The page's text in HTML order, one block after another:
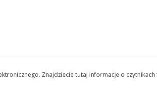
Znajdziecie tutaj informacje o